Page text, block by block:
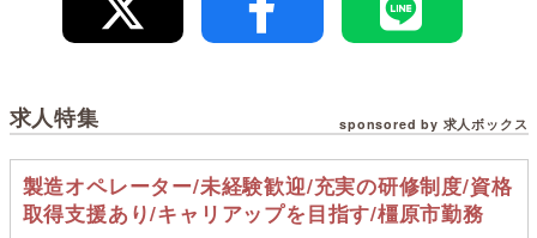
求人特集 sponsored by 求人ボックス
製造オペレーター/未経験歓迎/充実の研修制度/資格
取得支援あり/キャリアップを目指す/橿原市勤務